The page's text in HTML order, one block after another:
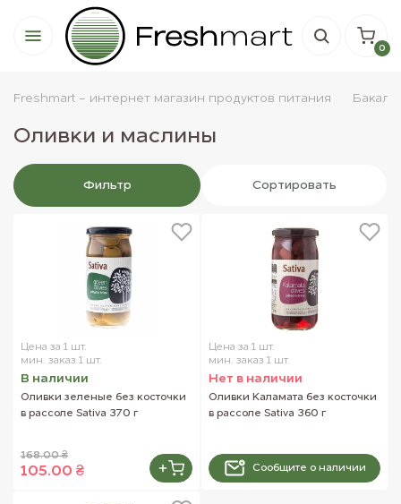
0
Freshmart - интернет магазин продуктов питания
Оливки и маслины
Фильтр Сортировать
Цена за 1 шт.
мин. заказ 1 шт.
В наличии
Оливки зеленые без косточки
в рассоле Sativa 370 г
168.00 ₴
105.00 ₴
Цена за 1 шт.
мин. заказ 1 шт.
Нет в наличии
Оливки Каламата без косточки
в рассоле Sativa 360 г
Сообщите о наличии